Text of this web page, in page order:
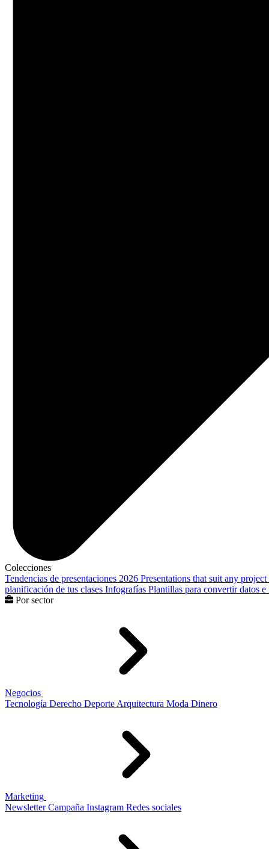
Colecciones
Tendencias de presentaciones 2026 Presentations that suit any project
planificación de tus clases Infografías Plantillas para convertir datos
Por sector
Negocios
Tecnología Derecho Deporte Arquitectura Moda Dinero
Marketing
Newsletter Campaña Instagram Redes sociales